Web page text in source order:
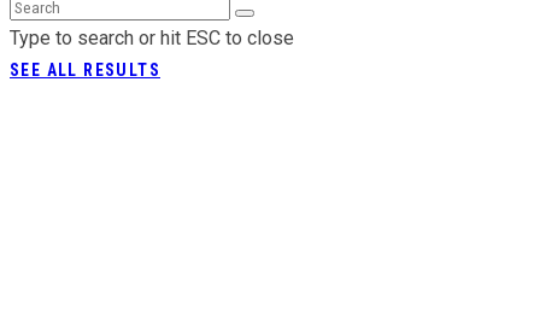
Type to search or hit ESC to close
SEE ALL RESULTS